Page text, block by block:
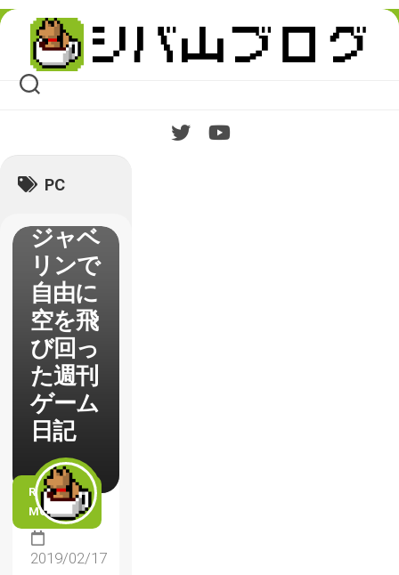
Skip
content
PC
【Anth
ジャベ
リンで
自由に
空を飛
び回っ
た週刊
ゲーム
日記
READ
MORE
2019/02/17